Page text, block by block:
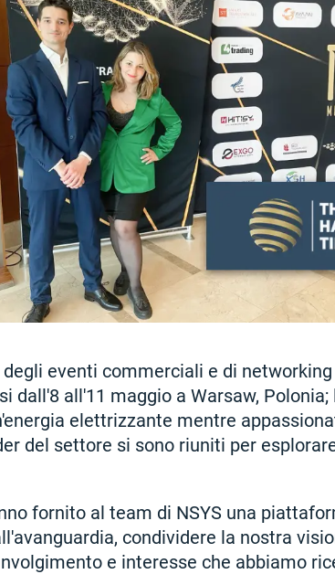
eventi commerciali e di
dall'8 all'11 maggio a Warsaw,
elettrizzante mentre
del settore si sono riuniti per
fornito al team di NSYS una
condividere la nostra
e interesse che abbiamo